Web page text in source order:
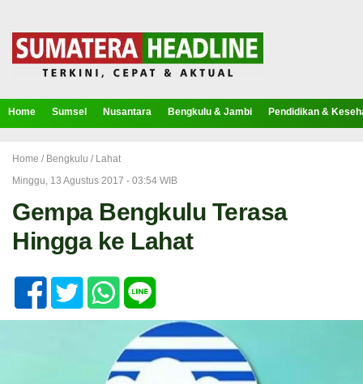
Home Sumsel Nusantara Bengkulu & Jambi Pendidikan &
Home / Bengkulu / Lahat
Minggu, 13 Agustus 2017 - 03:54 WIB
Gempa Bengkulu Terasa
Hingga ke Lahat